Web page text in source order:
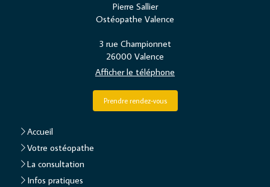
Pierre Sallier
Ostéopathe Valence
3 rue Championnet
26000 Valence
Afficher le téléphone
Prendre rendez-vous
Accueil
Votre ostéopathe
La consultation
Infos pratiques